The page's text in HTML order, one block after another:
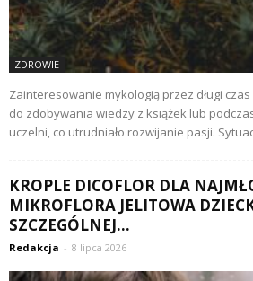
ZDROWIE
Zainteresowanie mykologią przez długi czas
do zdobywania wiedzy z książek lub
uczelni, co utrudniało rozwijanie pasji.
KROPLE DICOFLOR DLA
MIKROFLORA JELITOWA
SZCZEGÓLNEJ...
Redakcja - 8 lipca 2026